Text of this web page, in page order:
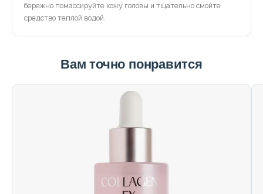
бережно помассируйте кожу головы и тщательно смойте
средство теплой водой.
Вам точно понравится